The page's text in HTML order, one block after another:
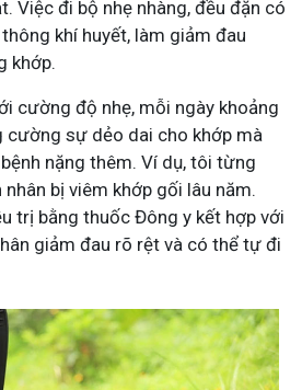
Việc đi bộ nhẹ nhàng, đều đặn có
khí huyết, làm giảm đau
khớp.
cường độ nhẹ, mỗi ngày khoảng
cường sự dẻo dai cho khớp mà
nặng thêm. Ví dụ, tôi từng
bị viêm khớp gối lâu năm.
trị bằng thuốc Đông y kết hợp với
giảm đau rõ rệt và có thể tự đi